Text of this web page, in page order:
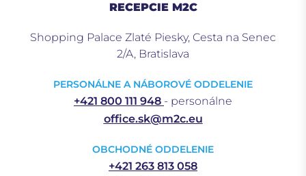
RECEPCIE M2C
Shopping Palace Zlaté Piesky, Cesta na Senec
2/A, Bratislava
PERSONÁLNE A NÁBOROVÉ ODDELENIE
+421 800 111 948 - personálne
office.sk@m2c.eu
OBCHODNÉ ODDELENIE
+421 263 813 058